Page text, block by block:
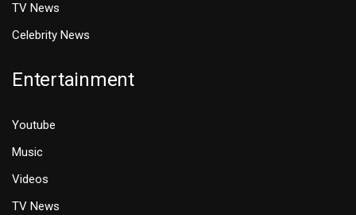
TV News
Celebrity News
Entertainment
Youtube
Music
Videos
TV News